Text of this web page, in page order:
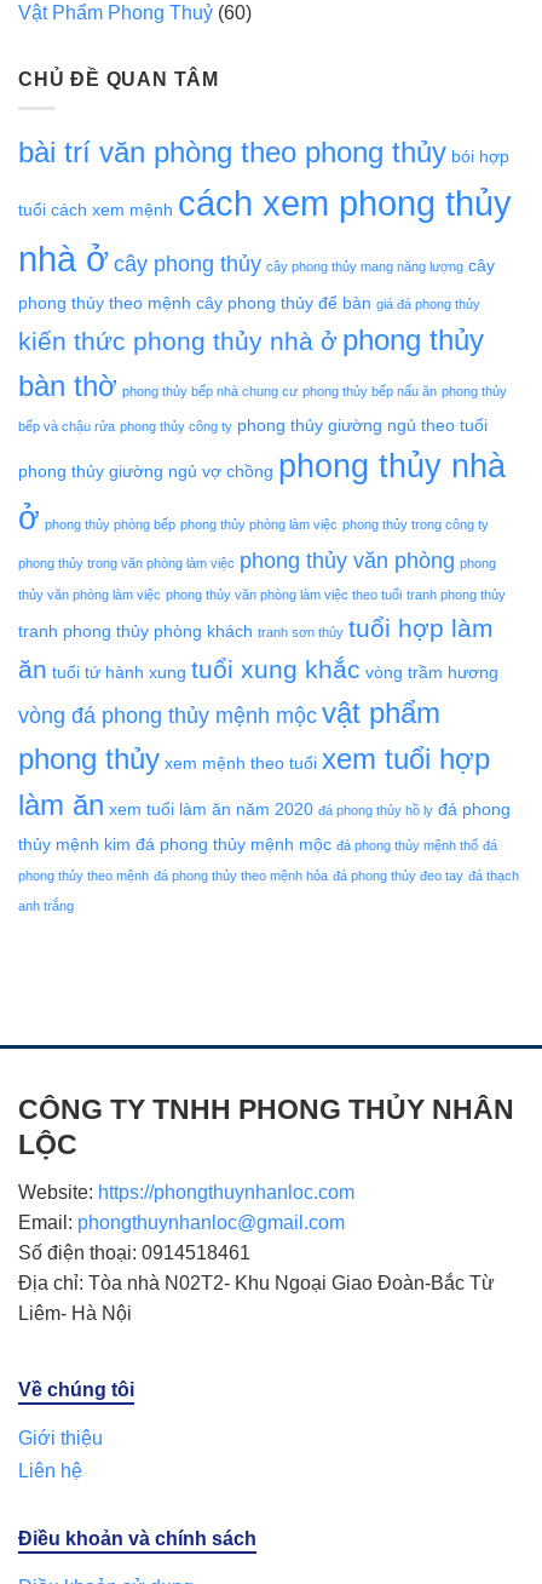
Vật Phẩm Phong Thuỷ (60)
CHỦ ĐỀ QUAN TÂM
bài trí văn phòng theo phong thủy bói hợp
tuổi cách xem mệnh cách xem phong thủy
nhà ở cây phong thủy cây phong thủy mang năng lượng cây
phong thủy theo mệnh cây phong thủy để bàn giá đá phong thủy
kiến thức phong thủy nhà ở phong thủy
bàn thờ phong thủy bếp nhà chung cư phong thủy bếp nấu ăn phong thủy
bếp và chậu rửa phong thủy công ty phong thủy giường ngủ theo tuổi
phong thủy giường ngủ vợ chồng phong thủy nhà
ở phong thủy phòng bếp phong thủy phòng làm việc phong thủy trong công ty
phong thủy trong văn phòng làm việc phong thủy văn phòng phong
thủy văn phòng làm việc phong thủy văn phòng làm việc theo tuổi tranh phong thủy
tranh phong thủy phòng khách tranh sơn thủy tuổi hợp làm
ăn tuổi tứ hành xung tuổi xung khắc vòng trầm hương
vòng đá phong thủy mệnh mộc vật phẩm
phong thủy xem mệnh theo tuổi xem tuổi hợp
làm ăn xem tuổi làm ăn năm 2020 đá phong thủy hồ ly đá phong
thủy mệnh kim đá phong thủy mệnh mộc đá phong thủy mệnh thổ đá
phong thủy theo mệnh đá phong thủy theo mệnh hỏa đá phong thủy đeo tay đá thạch
anh trắng
CÔNG TY TNHH PHONG THỦY NHÂN
LỘC
Website: https://phongthuynhanloc.com
Email: phongthuynhanloc@gmail.com
Số điện thoại: 0914518461
Địa chỉ: Tòa nhà N02T2- Khu Ngoại Giao Đoàn-Bắc Từ
Liêm- Hà Nội
Về chúng tôi
Giới thiệu
Liên hệ
Điều khoản và chính sách